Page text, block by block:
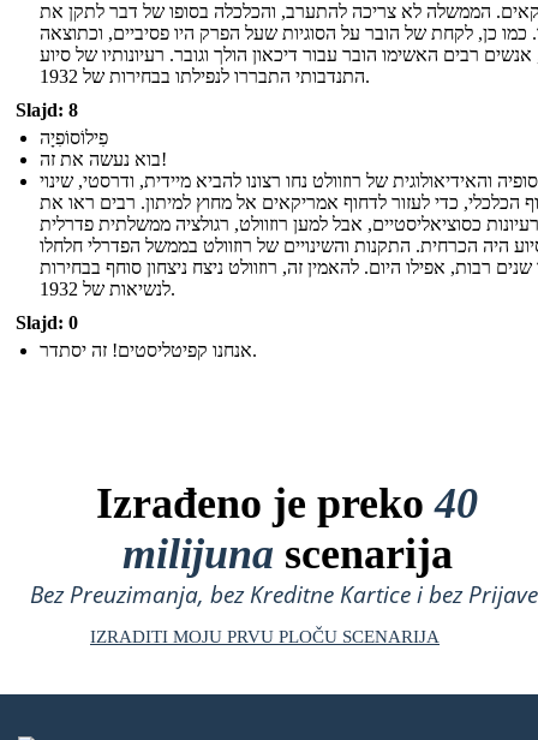
הממשלה לא צריכה להתערב, והכלכלה בסופו של דבר לתקן את
כמו כן, לקחת של הובר על הסוגיות שעל הפרק היו פסיביים, וכתוצאה
רבים האשימו הובר עבור דיכאון הולך וגובר. רעיונותיו של סיוע
התנדבותי התבררו לנפילתו בבחירות של 1932.
Slajd: 8
פִילוֹסוֹפִיָה
בוא נעשה את זה!
והאידיאולוגית של רוזוולט נחו רצונו להביא מיידית, ודרסטי, שינוי
הכלכלי, כדי לעזור לדחוף אמריקאים אל מחוץ למיתון. רבים ראו את
כסוציאליסטיים, אבל למען רוזוולט, רגולציה ממשלתית פדרלית
היה הכרחית. התקנות והשינויים של רוזוולט בממשל הפדרלי חלחלו
רבות, אפילו היום. להאמין זה, רוזוולט ניצח ניצחון סוחף בבחירות
לנשיאות של 1932.
Slajd: 0
אנחנו קפיטליסטים! זה יסתדר.
Izrađeno je preko40
milijuna scenarija
Bez Preuzimanja, bez Kreditne Kartice i bez
IZRADITI MOJU PRVU PLOČU SCENARIJA